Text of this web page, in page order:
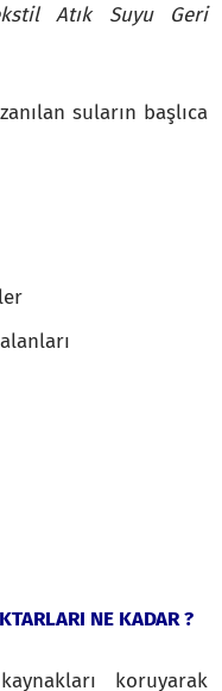
Atık Suyu Geri
suların başlıca
NE KADAR ?
koruyarak